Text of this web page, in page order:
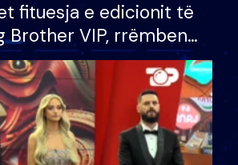
fituesja e edicionit të
Brother VIP, rrëmben
prej 100 mijë eurosh